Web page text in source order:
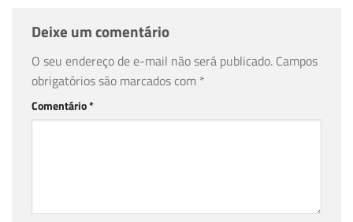
Deixe um comentário
O seu endereço de e-mail não será publicado. Campos
obrigatórios são marcados com *
Comentário*